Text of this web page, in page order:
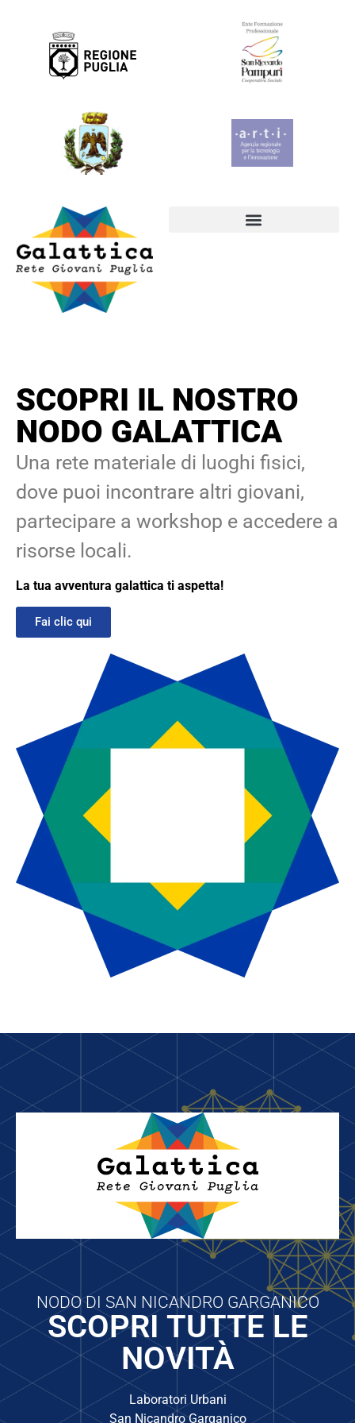
SCOPRI IL NOSTRO
NODO GALATTICA
Una rete materiale di luoghi fisici,
dove puoi incontrare altri giovani,
partecipare a workshop e accedere a
risorse locali.
La tua avventura galattica ti aspetta!
Fai clic qui
NODO DI SAN NICANDRO GARGANICO
SCOPRI TUTTE LE
NOVITÀ
Laboratori Urbani
San Nicandro Garganico